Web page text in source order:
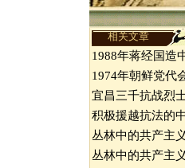
相关文章
1988年蒋经国造
1974年朝鲜党代
宜昌三千抗战烈
积极援越抗法的
丛林中的共产主
丛林中的共产主